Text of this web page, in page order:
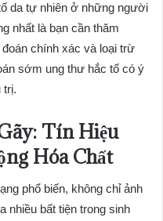
da tự nhiên ở những người
nhất là bạn cần thăm
chính xác và loại trừ
sớm ung thư hắc tố có ý
trị.
Tín Hiệu
Hóa Chất
phổ biến, không chỉ ảnh
nhiều bất tiện trong sinh